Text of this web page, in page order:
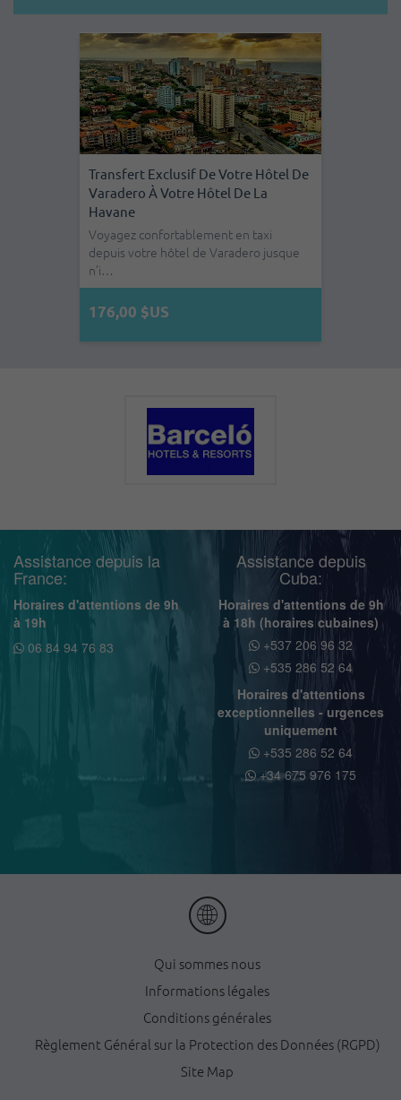
Transfert Exclusif De Votre Hôtel De
Varadero À L'aéroport De La Havane
Voyagez confortablement en taxi
depuis votre hôtel de Varadero à
l'Aéropo…
176,00 $US
Assistance depuis la
France:
Horaires d'attentions de 9h
à 19h
06 84 94 76 83
Assistance depuis
Cuba:
Horaires d'attentions de 9h
à 18h (horaires cubaines)
+537 206 96 32
+535 286 52 64
Horaires d'attentions
exceptionnelles - urgences
uniquement
+535 286 52 64
+34 675 976 175
Qui sommes nous
Informations légales
Conditions générales
Règlement Général sur la Protection des Données (RGPD)
Site Map